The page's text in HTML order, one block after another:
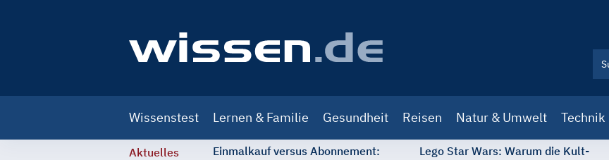
navigation
Wissenstest Lernen & Familie Gesundheit Reisen Natur & Umwelt Technik
Aktuelles
Einmalkauf versus Abonnement:
Lego Star Wars: Warum die Kult-